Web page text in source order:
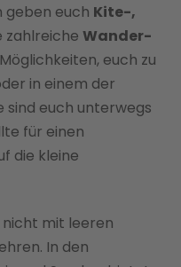
geben euch Kite-,
zahlreiche Wander-
euch zu
in einem der
sind euch unterwegs
für einen
die kleine
mit leeren
In den